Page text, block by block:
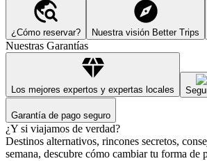
¿Cómo reservar? Nuestra visión Better Trips
Nuestras Garantías
Los mejores expertos y expertas locales
Garantía de pago seguro
¿Y si viajamos de verdad?
Destinos alternativos, rincones secretos,
semana, descubre cómo cambiar tu forma de